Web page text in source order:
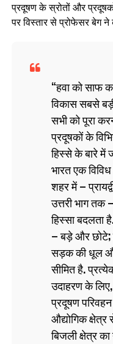
प्रदूषण के स्रोतों और
पर विस्तार से प्रोफेसर बेग ने
हवा को साफ
विकास सबसे
सभी को पूरा
प्रदूषकों के
हिस्से के बारे में
भारत एक
शहर में –
उत्तरी भाग तक
हिस्सा बदलता
– बड़े और छोटे;
सड़क की धूल
सीमित है.
उदाहरण के
प्रदूषण
औद्योगिक
बिजली क्षेत्र